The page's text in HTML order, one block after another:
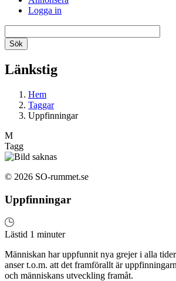
Logga in
Länkstig
Hem
Taggar
Uppfinningar
M
Tagg
© 2026 SO-rummet.se
Uppfinningar
Lästid 1 minuter
Människan har uppfunnit nya grejer i alla
anser t.o.m. att det framförallt är
och människans utveckling framåt.